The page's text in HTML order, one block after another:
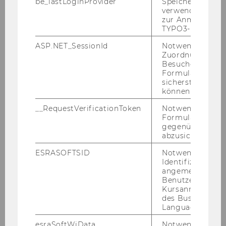
Ler­nen mit einem neu­ro­di­ver­gen­ten Ge­hirn
Klare und leicht ver­ständ­li­che Ein­füh­rung in
Au­tis­mus und AD(H)S, mit einem be­son­de­ren
Schwer­punkt dar­auf, wie neu­ro­di­ver­gen­te Ge­
hir­ne ler­nen, In­for­ma­tio­nen ver­ar­bei­ten und
Mag.a Anna Binder-​
verwendete
zur Anmeldung
TYPO3-Backend.
ASP.NET_SessionId
Notwendig, um
Zuordnung von
Besucher zu
sicherstellen zu
können.
__RequestVerificationToken
Notwendig, um
gegenüber
abzusichern.
ESRASOFTSID
Notwendig zur
Identifizierung
angemeldeten
Benutzers im
des Business
Language